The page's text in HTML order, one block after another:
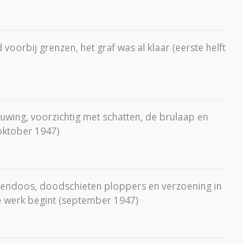
voorbij grenzen, het graf was al klaar (eerste helft
voorzichtig met schatten, de brulaap en
1947)
doodschieten ploppers en verzoening in
werk begint (september 1947)